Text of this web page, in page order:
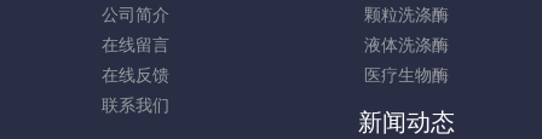
公司简介
在线留言
在线反馈
联系我们
颗粒洗涤酶
液体洗涤酶
医疗生物酶
新闻动态